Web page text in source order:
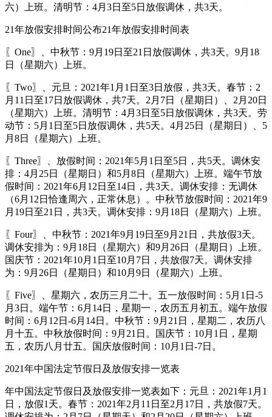
六）上班。清明节：4月3日至5日放假调休，共3天。
21年放假安排时间公布21年放假安排时间表
〖One〗、中秋节：9月19日至21日放假调休，共3天。9月18
日（星期六）上班。
〖Two〗、元旦：2021年1月1日至3日放假，共3天。春节：2
月11日至17日放假调休，共7天。2月7日（星期日）、2月20日
（星期六）上班。清明节：4月3日至5日放假调休，共3天。劳
动节：5月1日至5日放假调休，共5天。4月25日（星期日）、5
月8日（星期六）上班。
〖Three〗、放假时间：2021年5月1日至5日，共5天。调休安
排：4月25日（星期日）和5月8日（星期六）上班。端午节放
假时间：2021年6月12日至14日，共3天。调休安排：无调休
（6月12日恰逢周六，正常休息）。中秋节放假时间：2021年9
月19日至21日，共3天。调休安排：9月18日（星期六）上班。
〖Four〗、中秋节：2021年9月19日至9月21日，共放假3天。
调休安排为：9月18日（星期六）和9月26日（星期日）上班。
国庆节：2021年10月1日至10月7日，共放假7天。调休安排
为：9月26日（星期日）和10月9日（星期六）上班。
〖Five〗、星期六，农历三月二十。五一放假时间：5月1日-5
月3日。端午节：6月14日，星期一，农历五月初五。端午放假
时间：6月12日-6月14日。中秋节：9月21日，星期二，农历八
月十五。中秋放假时间：9月21日。国庆节：10月1日，星期
五，农历八月廿五。国庆放假时间：10月1日-7日。
2021年中国法定节假日及放假安排一览表
年中国法定节假日及放假安排一览表如下：元旦：2021年1月1
日，放假1天。春节：2021年2月11日至2月17日，共放假7天。